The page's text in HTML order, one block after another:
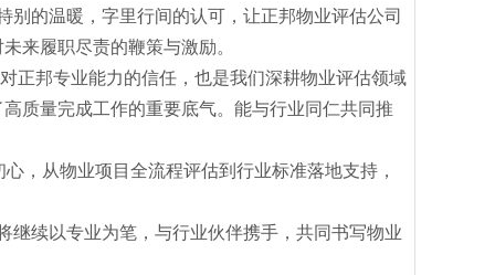
别的温暖，字里行间的认可，让正邦物业评估公司
来履职尽责的鞭策与激励。
邦专业能力的信任，也是我们深耕物业评估领域
质量完成工作的重要底气。能与行业同仁共同推
，从物业项目全流程评估到行业标准落地支持，
续以专业为笔，与行业伙伴携手，共同书写物业